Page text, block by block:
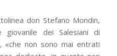
don Stefano Mondin,
dei Salesiani di
«che non sono mai entrati